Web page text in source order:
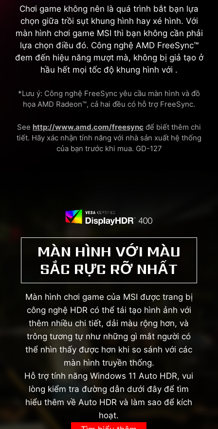
Chơi game không nên là quá trình bắt bạn lựa
chọn giữa trồi sụt khung hình hay xé hình. Với
màn hình chơi game MSI thì bạn không cần phải
lựa chọn điều đó. Công nghệ AMD FreeSync™
đem đến hiệu năng mượt mà, không bị giả tạo ở
hầu hết mọi tốc độ khung hình với .
*Lưu ý: Công nghệ FreeSync yêu cầu màn hình và đồ
họa AMD Radeon™, cả hai đều có hỗ trợ FreeSync.
See http://www.amd.com/freesync để biết thêm chi
tiết. Hãy xác nhận tính năng với nhà sản xuất hệ thống
của bạn trước khi mua. GD-127
MÀN HÌNH VỚI MÀU
SẮC RỰC RỠ NHẤT
Màn hình chơi game của MSI được trang bị
công nghệ HDR có thể tái tạo hình ảnh với
thêm nhiều chi tiết, dải màu rộng hơn, và
trông tương tự như những gì mắt người có
thể nhìn thấy được hơn khi so sánh với các
màn hình truyền thống.
Hỗ trợ tính năng Windows 11 Auto HDR, vui
lòng kiểm tra đường dẫn dưới đây để tìm
hiểu thêm về Auto HDR và làm sao để kích
hoạt.